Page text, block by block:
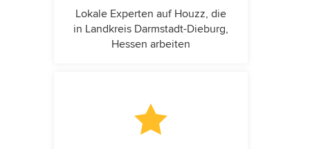
Lokale Experten auf Houzz, die
in Landkreis Darmstadt-Dieburg,
Hessen arbeiten